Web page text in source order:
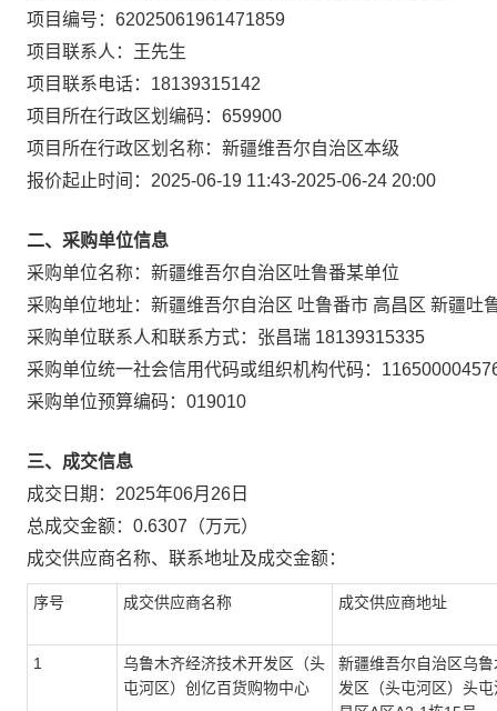
项目编号： 62025061961471859
项目联系人：
王先生
项目联系电话： 18139315142
项目所在行政区划编码： 659900
项目所在行政区划名称： 新疆维吾尔自治区本级
报价起止时间： 2025-06-19 11:43-2025-06-24 20:00
二、采购单位信息
采购单位名称： 新疆维吾尔自治区吐鲁番某单位
采购单位地址： 新疆维吾尔自治区 吐鲁番市 高昌区 新疆吐
采购单位联系人和联系方式： 张昌瑞 18139315335
采购单位统一社会信用代码或组织机构代码：
采购单位预算编码： 019010
三、成交信息
成交日期： 2025年06月26日
总成交金额： 0.6307 （万元）
成交供应商名称、联系地址及成交金额：
序号 成交供应商名称 成交供应商地址
1
乌鲁木齐经济技术开发区（头
屯河区）创亿百货购物中心
新疆维吾尔自治区乌
发区（头屯河区）头